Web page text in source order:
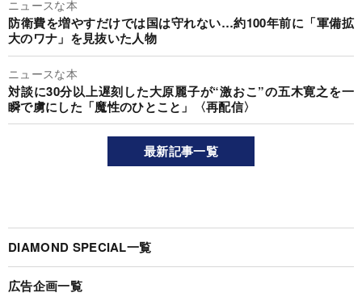
ニュースな本
防衛費を増やすだけでは国は守れない…約100年前に「軍備拡
大のワナ」を見抜いた人物
ニュースな本
対談に30分以上遅刻した大原麗子が“激おこ”の五木寛之を一
瞬で虜にした「魔性のひとこと」〈再配信〉
最新記事一覧
DIAMOND SPECIAL一覧
広告企画一覧